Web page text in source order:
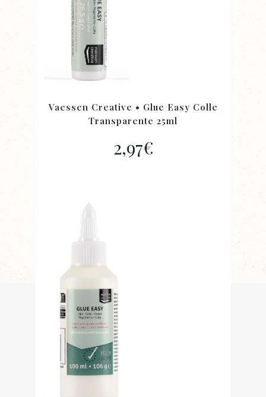
Vaessen Creative • Glue Easy Colle
Transparente 25ml
2,97€